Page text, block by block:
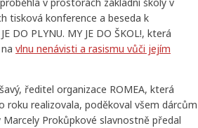
tisková konference a beseda k
DO PLYNU. MY JE DO ŠKOL!, která
vlnu nenávisti a rasismu vůči jejím
ředitel organizace ROMEA, která
roku realizovala, poděkoval všem dárcům
Prokůpkové slavnostně předal